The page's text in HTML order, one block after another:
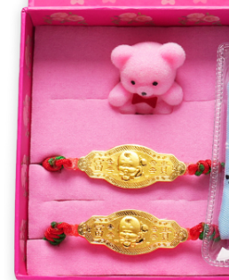
4.訂單成立30分鐘內，如未前往確認交易或
消。如遇「轉專審核」未通過狀況，表示未
法說明評估內容。
【繳款方式說明】
1.分期款項不併入電信帳單，「大哥付你
醒簡訊。
2.透過簡訊連結打開帳單後，可選擇「超
帳／街口支付／iPASS MONEY」等通路繳
【注意事項】
1.本服務係由「台灣大哥大股份有限公司」
用戶於交易時，得透過本服務購買商品或服
買賣價金債權讓與本公司後，依約使用本
2.基於同意付款使用「大哥付你分期」之契
資料（包含姓名、電話或地址）提供予台灣
由本公司與您本人進行分期帳單所需資料之
3.完整用戶服務條款，請詳閱以下連結：
便利好安心！
１．簡單：不需註冊會員、不需綁卡、不需
２．便利：只要手機號碼，簡訊認證，即可
３．安心：先確認商品／服務後，再付款。
【「AFTEE先享後付」結帳流程】
１．於結帳方式選擇「AFTEE先享後付」
結帳頁面，進行簡訊認證並確認金額後，即
２．訂單成立數日內，您將收到繳費通知簡
３．收到繳費通知簡訊後14天內，點擊此
ATM／網路銀行／等多元方式進行付款，方
※ 請注意：結帳手續完成當下不需立刻繳費
購買商品的店家。未經商家同意取消之訂
後付繳納相關費用。
※ 交易是否成功請以「AFTEE先享後付 」
是否繳費成功／繳費後需取消欲退款等相關
客戶支援中心」
https://
運送方式
免運優惠
免運費